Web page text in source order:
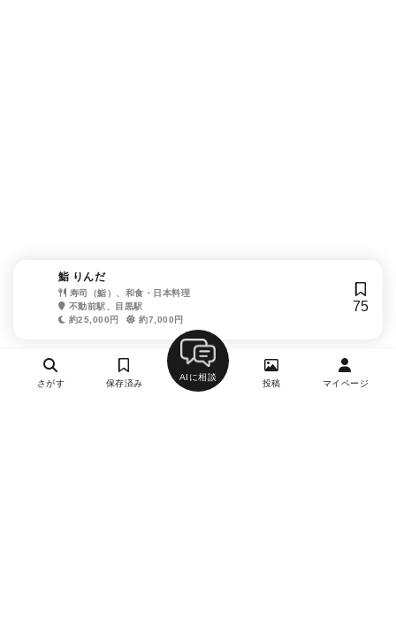
鮨 りんだ
寿司（鮨）、和食・日本料理
不動前駅、目黒駅
約25,000円
約7,000円
75
さがす 保存済み
AIに相談
投稿 マイページ